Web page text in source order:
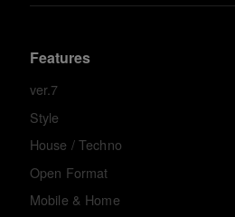
Features
ver.7
Style
House / Techno
Open Format
Mobile & Home